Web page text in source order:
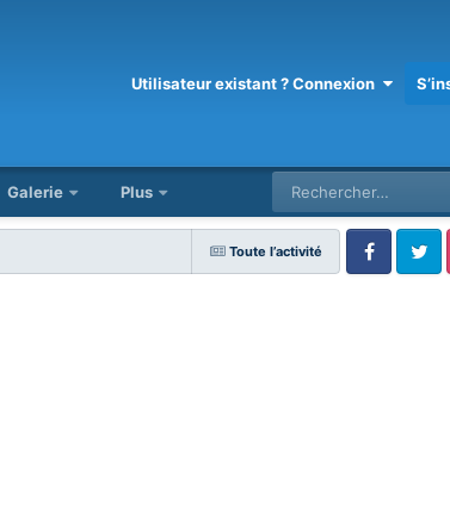
Utilisateur existant ? Connexion
Galerie Plus
Toute l’activité